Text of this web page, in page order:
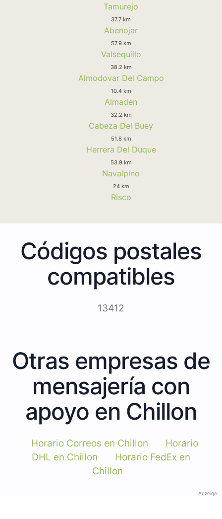
Tamurejo
37.7 km
Abenojar
57.9 km
Valsequillo
38.2 km
Almodovar Del Campo
10.4 km
Almaden
32.2 km
Cabeza Del Buey
51.8 km
Herrera Del Duque
53.9 km
Navalpino
24 km
Risco
Códigos postales
compatibles
13412
Otras empresas de
mensajería con
apoyo en Chillon
Horario Correos en Chillon
Horario
DHL en Chillon
Horario FedEx en
Chillon
Anzeige